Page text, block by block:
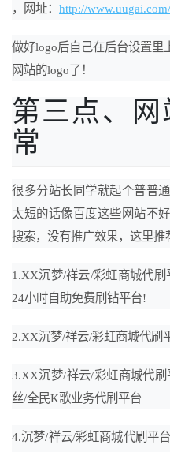
，网址： http://www.uugai.com/
做好logo后自己在后台设置里
网站的logo了！
第三点、
常
很多分站长同学就起个普普
太短的话像百度这些网站不
搜索，没有推广效果，这里推
1.XX沉梦/祥云/彩虹商城代
24小时自助免费刷钻平台!
2.XX沉梦/祥云/彩虹商城代刷
3.XX沉梦/祥云/彩虹商城代
丝/全民K歌业务代刷平台
4.沉梦/祥云/彩虹商城代刷平